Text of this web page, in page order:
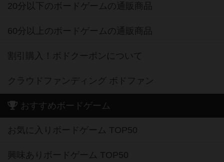
20分以下のボードゲームの通販商品
60分以上のボードゲームの通販商品
割引購入！ボドクーポンについて
クラウドファンディング ボドファン
おすすめボードゲーム
お気に入りボードゲーム TOP50
興味ありボードゲーム TOP50